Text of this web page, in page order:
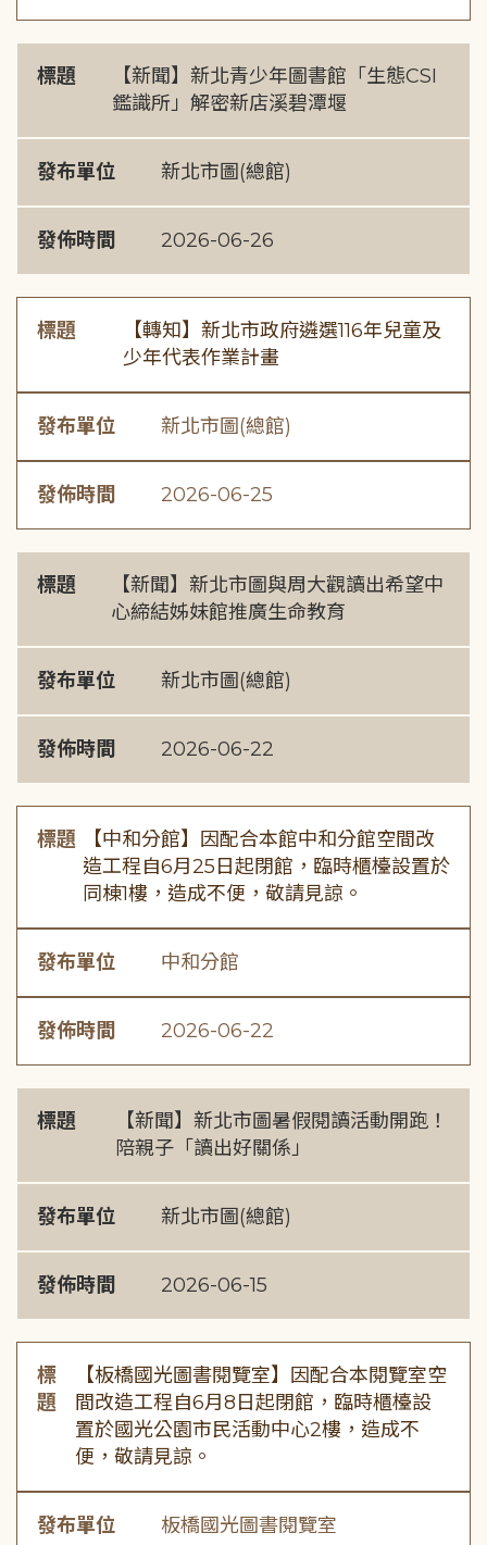
標題
【新聞】新北青少年圖書館「生態CSI
鑑識所」解密新店溪碧潭堰
發布單位 新北市圖(總館)
發佈時間 2026-06-26
標題
【轉知】新北市政府遴選116年兒童及
少年代表作業計畫
發布單位 新北市圖(總館)
發佈時間 2026-06-25
標題
【新聞】新北市圖與周大觀讀出希望中
心締結姊妹館推廣生命教育
發布單位 新北市圖(總館)
發佈時間 2026-06-22
標題
【中和分館】因配合本館中和分館空間改
造工程自6月25日起閉館，臨時櫃檯設置於
同棟1樓，造成不便，敬請見諒。
發布單位 中和分館
發佈時間 2026-06-22
標題
【新聞】新北市圖暑假閱讀活動開跑！
陪親子「讀出好關係」
發布單位 新北市圖(總館)
發佈時間 2026-06-15
標
題
【板橋國光圖書閱覽室】因配合本閱覽室空
間改造工程自6月8日起閉館，臨時櫃檯設
置於國光公園市民活動中心2樓，造成不
便，敬請見諒。
發布單位 板橋國光圖書閱覽室